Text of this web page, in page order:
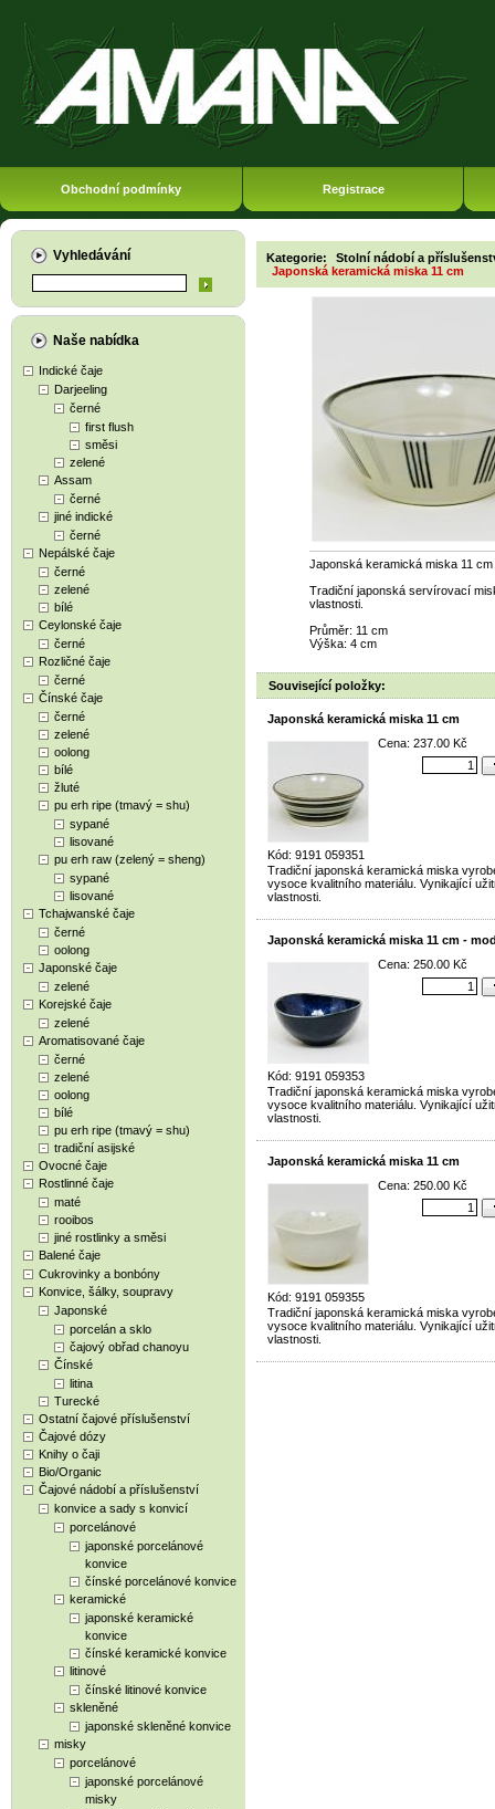
Obchodní podmínky Registrace
Vyhledávání
Naše nabídka
Indické čaje
Darjeeling
černé
first flush
směsi
zelené
Assam
černé
jiné indické
černé
Nepálské čaje
černé
zelené
bílé
Ceylonské čaje
černé
Rozličné čaje
černé
Čínské čaje
černé
zelené
oolong
bílé
žluté
pu erh ripe (tmavý = shu)
sypané
lisované
pu erh raw (zelený = sheng)
sypané
lisované
Tchajwanské čaje
černé
oolong
Japonské čaje
zelené
Korejské čaje
zelené
Aromatisované čaje
černé
zelené
oolong
bílé
pu erh ripe (tmavý = shu)
tradiční asijské
Ovocné čaje
Rostlinné čaje
maté
rooibos
jiné rostlinky a směsi
Balené čaje
Cukrovinky a bonbóny
Konvice, šálky, soupravy
Japonské
porcelán a sklo
čajový obřad chanoyu
Čínské
litina
Turecké
Ostatní čajové příslušenství
Čajové dózy
Knihy o čaji
Bio/Organic
Čajové nádobí a příslušenství
konvice a sady s konvicí
porcelánové
japonské porcelánové
konvice
čínské porcelánové konvice
keramické
japonské keramické
konvice
čínské keramické konvice
litinové
čínské litinové konvice
skleněné
japonské skleněné konvice
misky
porcelánové
japonské porcelánové
misky
Kategorie:
Stolní nádobí a
Japonská keramická miska 11 cm
Japonská keramická miska 11 cm
Tradiční japonská servírovací
vlastnosti.
Průměr: 11 cm
Výška: 4 cm
Související položky:
Japonská keramická miska 11 cm
Kód: 9191 059351
Cena: 237.00 Kč
Tradiční japonská keramická miska
vysoce kvalitního materiálu. Vynikající
vlastnosti.
Japonská keramická miska 11 cm -
Kód: 9191 059353
Cena: 250.00 Kč
Tradiční japonská keramická miska
vysoce kvalitního materiálu. Vynikající
vlastnosti.
Japonská keramická miska 11 cm
Kód: 9191 059355
Cena: 250.00 Kč
Tradiční japonská keramická miska
vysoce kvalitního materiálu. Vynikající
vlastnosti.